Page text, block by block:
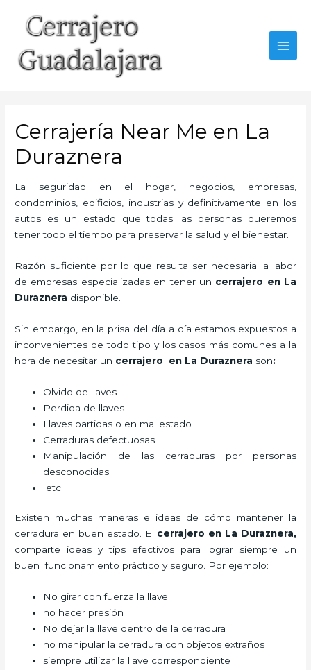
contenido
Cerrajería Near Me en La
Duraznera
La seguridad en el hogar, negocios, empresas,
condominios, edificios, industrias y definitivamente en los
autos es un estado que todas las personas queremos
tener todo el tiempo para preservar la salud y el bienestar.
Razón suficiente por lo que resulta ser necesaria la labor
de empresas especializadas en tener un cerrajero en La
Duraznera disponible.
Sin embargo, en la prisa del día a día estamos expuestos a
inconvenientes de todo tipo y los casos más comunes a la
hora de necesitar un cerrajero en La Duraznera son:
Olvido de llaves
Perdida de llaves
Llaves partidas o en mal estado
Cerraduras defectuosas
Manipulación de las cerraduras por personas
desconocidas
etc
Existen muchas maneras e ideas de cómo mantener la
cerradura en buen estado. El cerrajero en La Duraznera,
comparte ideas y tips efectivos para lograr siempre un
buen funcionamiento práctico y seguro. Por ejemplo:
No girar con fuerza la llave
no hacer presión
No dejar la llave dentro de la cerradura
no manipular la cerradura con objetos extraños
siempre utilizar la llave correspondiente